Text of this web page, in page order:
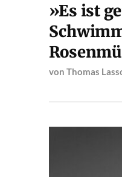
»Es ist
von Thomas